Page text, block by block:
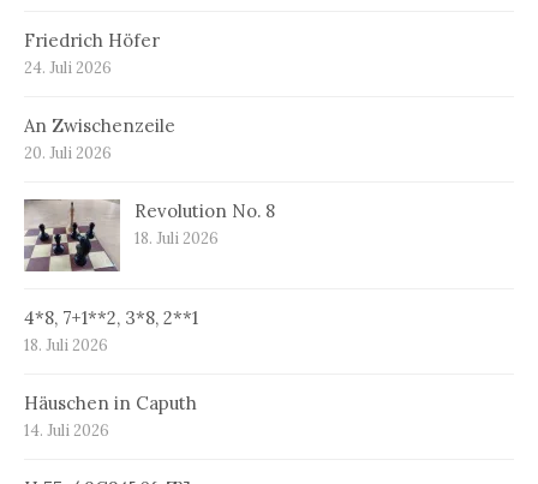
Friedrich Höfer
24. Juli 2026
An Zwischenzeile
20. Juli 2026
Revolution No. 8
18. Juli 2026
4*8, 7+1**2, 3*8, 2**1
18. Juli 2026
Häuschen in Caputh
14. Juli 2026